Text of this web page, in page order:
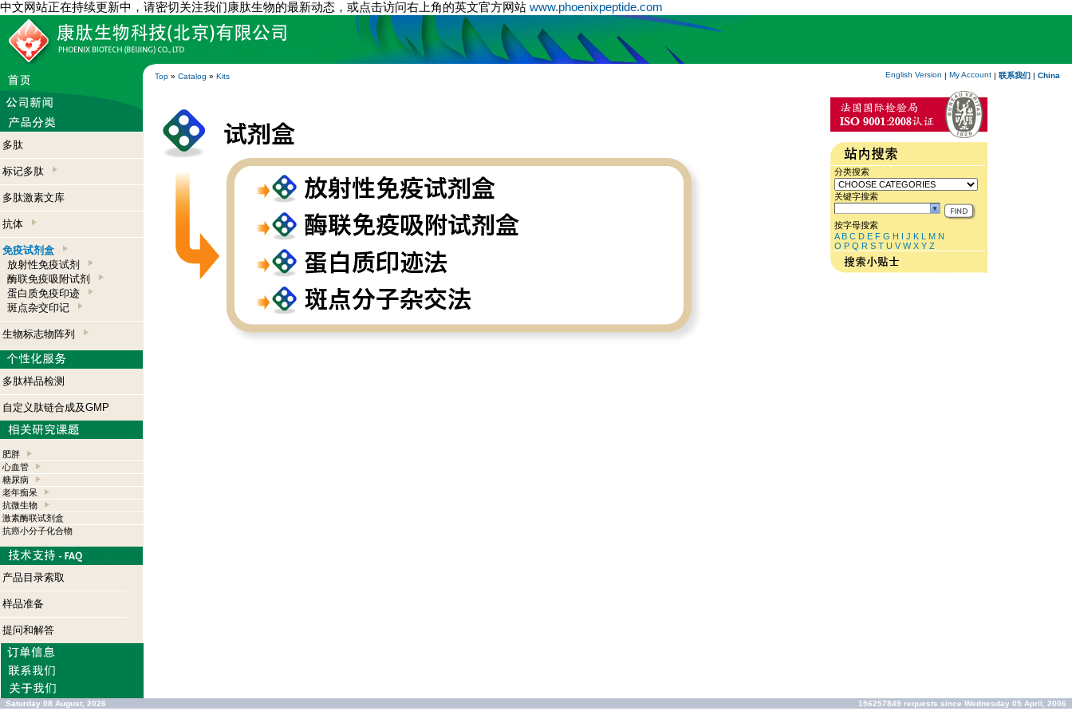
中文网站正在持续更新中，请密切关注我们康肽生物的最新动态，或点击访问右上角的英文官方网站 www.phoenixpeptide.com
Top » Catalog » Kits English Version | My Account | 联系我们 | China
多肽
标记多肽
多肽激素文库
抗体
免疫试剂盒
放射性免疫试剂
酶联免疫吸附试剂
蛋白质免疫印迹
斑点杂交印记
生物标志物阵列
多肽样品检测
自定义肽链合成及GMP
肥胖
心血管
糖尿病
老年痴呆
抗微生物
激素酶联试剂盒
抗癌小分子化合物
产品目录索取
样品准备
提问和解答
分类搜索
关键字搜索
按字母搜索
A B C D E F G H I J K L M N
O P Q R S T U V W X Y Z
Saturday 08 August, 2026 156257849 requests since Wednesday 05 April, 2006